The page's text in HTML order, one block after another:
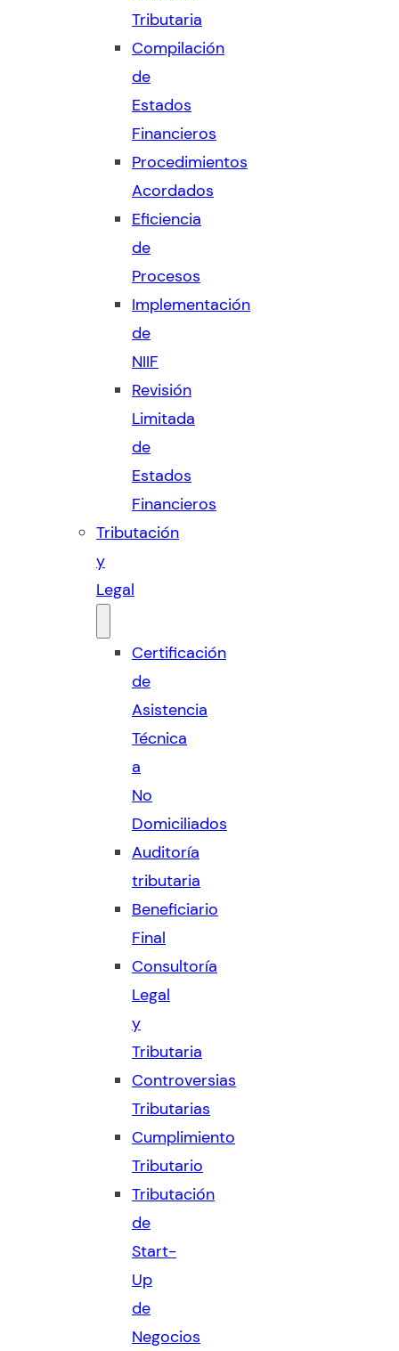
Tributaria
Compilación
de
Estados
Financieros
Procedimientos
Acordados
Eficiencia
de
Procesos
Implementación
de
NIIF
Revisión
Limitada
de
Estados
Financieros
Tributación
y
Legal
Certificación
de
Asistencia
Técnica
a
No
Domiciliados
Auditoría
tributaria
Beneficiario
Final
Consultoría
Legal
y
Tributaria
Controversias
Tributarias
Cumplimiento
Tributario
Tributación
de
Start-
Up
de
Negocios